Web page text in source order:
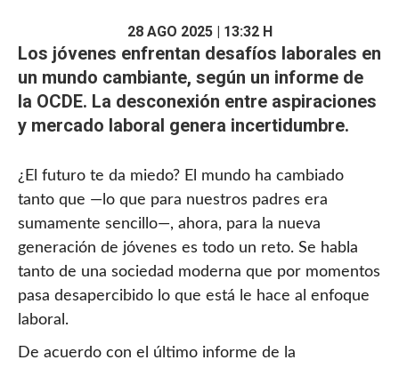
28 AGO 2025 | 13:32 H
Los jóvenes enfrentan desafíos laborales en
un mundo cambiante, según un informe de
la OCDE. La desconexión entre aspiraciones
y mercado laboral genera incertidumbre.
¿El futuro te da miedo? El mundo ha cambiado
tanto que —lo que para nuestros padres era
sumamente sencillo—, ahora, para la nueva
generación de jóvenes es todo un reto. Se habla
tanto de una sociedad moderna que por momentos
pasa desapercibido lo que está le hace al enfoque
laboral.
De acuerdo con el último informe de la